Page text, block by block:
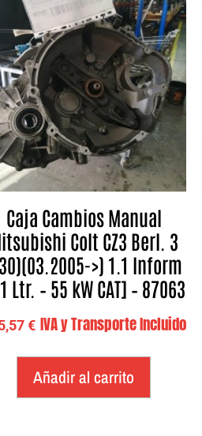
Caja Cambios Manual
Colt CZ3 Berl. 3
>) 1.1 Inform
Ltr. – 55 kW CAT] – 87063
€ IVA y Transporte Incluido
Añadir al carrito